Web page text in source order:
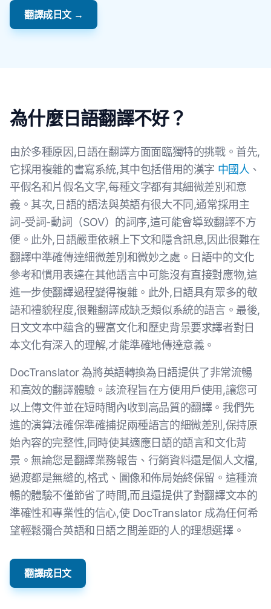
翻譯成日文 →
為什麼日語翻譯不好？
由於多種原因,日語在翻譯方面面臨獨特的挑戰。首先,
它採用複雜的書寫系統,其中包括借用的漢字 中國人 、
平假名和片假名文字,每種文字都有其細微差別和意
義。其次,日語的語法與英語有很大不同,通常採用主
詞-受詞-動詞（SOV）的詞序,這可能會導致翻譯不方
便。此外,日語嚴重依賴上下文和隱含訊息,因此很難在
翻譯中準確傳達細微差別和微妙之處。日語中的文化
參考和慣用表達在其他語言中可能沒有直接對應物,這
進一步使翻譯過程變得複雜。此外,日語具有眾多的敬
語和禮貌程度,很難翻譯成缺乏類似系統的語言。最後,
日文文本中蘊含的豐富文化和歷史背景要求譯者對日
本文化有深入的理解,才能準確地傳達意義。
DocTranslator 為將英語轉換為日語提供了非常流暢
和高效的翻譯體驗。該流程旨在方便用戶使用,讓您可
以上傳文件並在短時間內收到高品質的翻譯。我們先
進的演算法確保準確捕捉兩種語言的細微差別,保持原
始內容的完整性,同時使其適應日語的語言和文化背
景。無論您是翻譯業務報告、行銷資料還是個人文檔,
過渡都是無縫的,格式、圖像和佈局始終保留。這種流
暢的體驗不僅節省了時間,而且還提供了對翻譯文本的
準確性和專業性的信心,使 DocTranslator 成為任何希
望輕鬆彌合英語和日語之間差距的人的理想選擇。
翻譯成日文